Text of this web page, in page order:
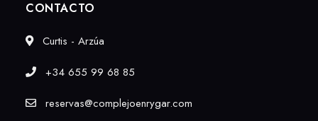
CONTACTO
Curtis - Arzúa
+34 655 99 68 85
reservas@complejoenrygar.com